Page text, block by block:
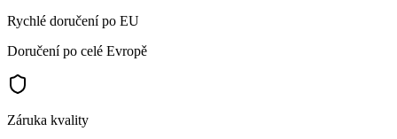
Rychlé doručení po EU
Doručení po celé Evropě
Záruka kvality